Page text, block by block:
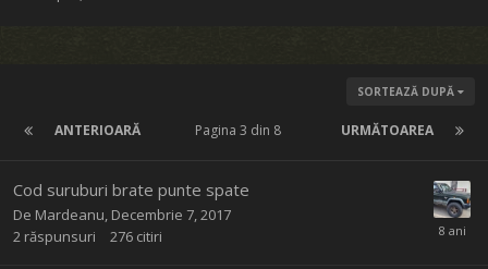
SORTEAZĂ DUPĂ
ANTERIOARĂ URMĂTOAREA
Pagina 3 din 8
Cod suruburi brate punte spate
De Mardeanu Decembrie 7, 2017
2 răspunsuri 276 citiri